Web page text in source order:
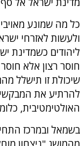
כל מה שמונע
ולעשות לאזרחי
ליהודים כשמדינת
חוסר רצון אלא
שיכולת זו תישלל
להרתיע את
האולטימטיבית,
בשמאל ובמרכז